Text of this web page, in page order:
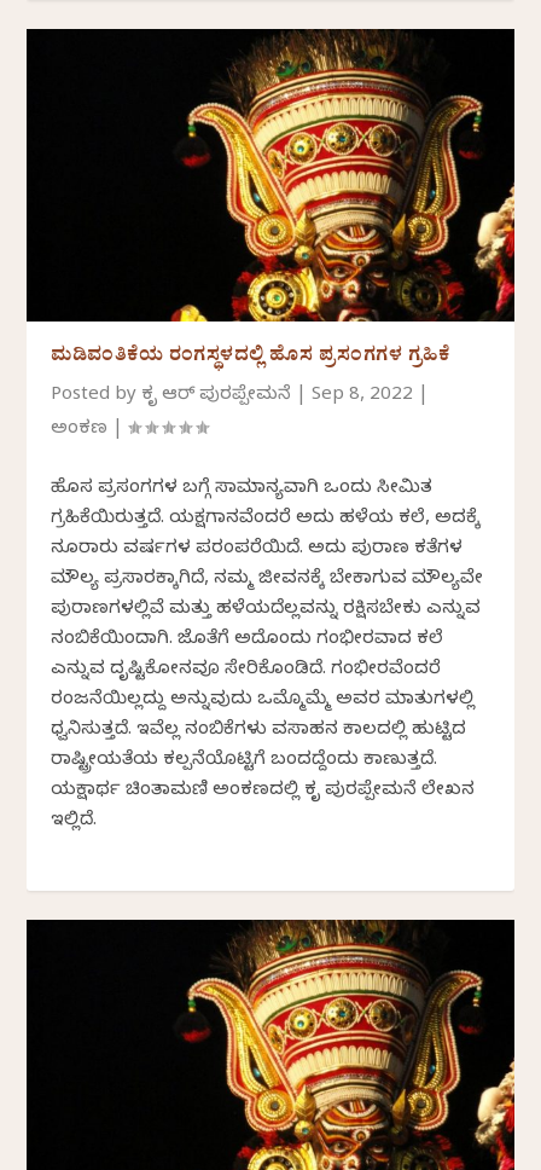
ಮಡಿವಂತಿಕೆಯ ರಂಗಸ್ಥಳದಲ್ಲಿ ಹೊಸ ಪ್ರಸಂಗಗಳ ಗ್ರಹಿಕೆ
Posted by ಕೃತಿ ಆರ್ ಪುರಪ್ಪೇಮನೆ |Sep 8, 2022
ಅಂಕಣ |
ಹೊಸ ಪ್ರಸಂಗಗಳ ಬಗ್ಗೆ ಸಾಮಾನ್ಯವಾಗಿ ಒಂದು ಸೀಮಿತ
ಗ್ರಹಿಕೆಯಿರುತ್ತದೆ. ಯಕ್ಷಗಾನವೆಂದರೆ ಅದು ಹಳೆಯ ಕಲೆ, ಅದಕ್ಕೆ
ನೂರಾರು ವರ್ಷಗಳ ಪರಂಪರೆಯಿದೆ. ಅದು ಪುರಾಣ ಕತೆಗಳ
ಮೌಲ್ಯ ಪ್ರಸಾರಕ್ಕಾಗಿದೆ, ನಮ್ಮ ಜೀವನಕ್ಕೆ ಬೇಕಾಗುವ ಮೌಲ್ಯವೇ
ಪುರಾಣಗಳಲ್ಲಿವೆ ಮತ್ತು ಹಳೆಯದೆಲ್ಲವನ್ನು ರಕ್ಷಿಸಬೇಕು ಎನ್ನುವ
ನಂಬಿಕೆಯಿಂದಾಗಿ. ಜೊತೆಗೆ ಅದೊಂದು ಗಂಭೀರವಾದ ಕಲೆ
ಎನ್ನುವ ದೃಷ್ಟಿಕೋನವೂ ಸೇರಿಕೊಂಡಿದೆ. ಗಂಭೀರವೆಂದರೆ
ರಂಜನೆಯಿಲ್ಲದ್ದು ಅನ್ನುವುದು ಒಮ್ಮೊಮ್ಮೆ ಅವರ ಮಾತುಗಳಲ್ಲಿ
ಧ್ವನಿಸುತ್ತದೆ. ಇವೆಲ್ಲ ನಂಬಿಕೆಗಳು ವಸಾಹತಿನ ಕಾಲದಲ್ಲಿ ಹುಟ್ಟಿದ
ರಾಷ್ಟ್ರೀಯತೆಯ ಕಲ್ಪನೆಯೊಟ್ಟಿಗೆ ಬಂದದ್ದೆಂದು ಕಾಣುತ್ತದೆ.
ಯಕ್ಷಾರ್ಥ ಚಿಂತಾಮಣಿ ಅಂಕಣದಲ್ಲಿ ಕೃತಿ ಪುರಪ್ಪೇಮನೆ ಲೇಖನ
ಇಲ್ಲಿದೆ.